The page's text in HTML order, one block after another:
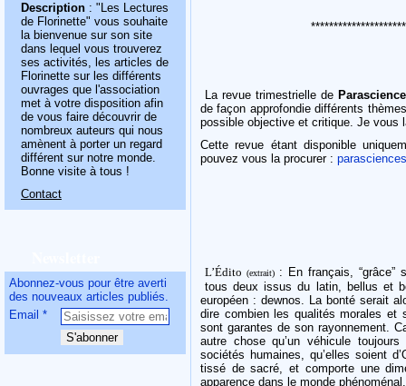
Description : "Les Lectures
de Florinette" vous souhaite
la bienvenue sur son site
dans lequel vous trouverez
ses activités, les articles de
Florinette sur les différents
ouvrages que l'association
met à votre disposition afin
de vous faire découvrir de
nombreux auteurs qui nous
amènent à porter un regard
différent sur notre monde.
Bonne visite à tous !
Contact
Abonnez-vous pour être averti
des nouveaux articles publiés.
Email
La revue trimestrielle de
de façon approfondie différents
possible objective et critique. Je vous
Cette revue étant disponible
pouvez vous la procurer :
L’Édito (extrait) : En français,
tous deux issus du latin, bellus et
européen : dewnos. La bonté serait
dire combien les qualités morales et
sont garantes de son rayonnement.
autre chose qu’un véhicule
sociétés humaines, qu’elles soient
tissé de sacré, et comporte une
apparence dans le monde phénoménal.